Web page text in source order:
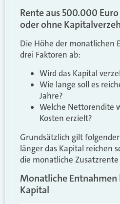
Rente aus 500.000
oder ohne
Die Höhe der monatlichen
drei Faktoren ab:
Wird das Kapital
Wie lange soll es
Jahre?
Welche Nettorendite
Kosten erzielt?
Grundsätzlich gilt
länger das Kapital reichen
die monatliche Zusatzrente
Monatliche Entnahmen
Kapital